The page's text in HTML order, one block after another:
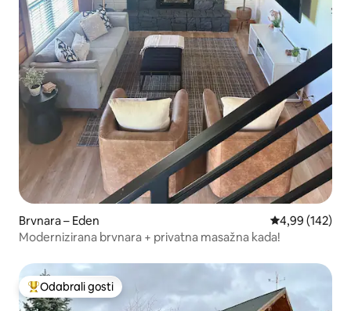
Brvnara – Eden Prosječna
4,99 (142)
Modernizirana brvnara + privatna masažna kada!
Među najviše rangiranima s oznakom „Odabrali gosti”
Odabrali gosti